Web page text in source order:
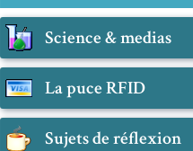
Science & medias
La puce RFID
Sujets de réflexion